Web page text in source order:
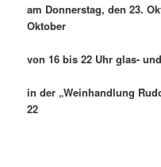
am Donnerstag, den 23.
Oktober
von 16 bis 22 Uhr glas-
in der „Weinhandlung
22